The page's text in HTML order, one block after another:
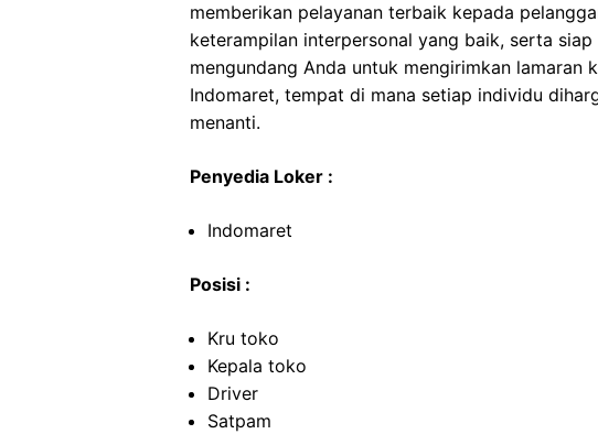
memberikan pelayanan terbaik kepada
keterampilan interpersonal yang baik, serta
mengundang Anda untuk mengirimkan lamaran
Indomaret, tempat di mana setiap individu
menanti.
Penyedia Loker :
Indomaret
Posisi :
Kru toko
Kepala toko
Driver
Satpam